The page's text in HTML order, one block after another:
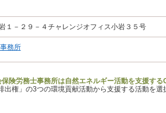
１－２９－４チャレンジオフィス小岩３５号
務所
険労務士事務所は自然エネルギー活動を支援する
権」の3つの環境貢献活動から支援する活動を選